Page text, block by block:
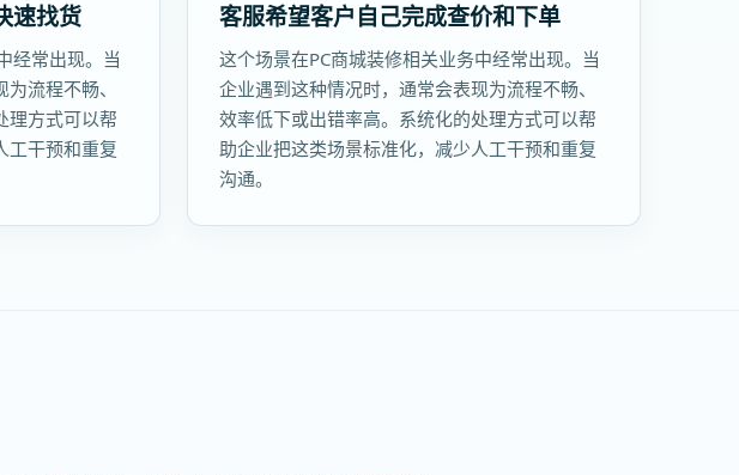
速找货
经常出现。当
流程不畅、
理方式可以帮
工干预和重复
客服希望客户自己完成查价和下单
这个场景在PC商城装修相关业务中经常出现。当
企业遇到这种情况时，通常会表现为流程不畅、
效率低下或出错率高。系统化的处理方式可以帮
助企业把这类场景标准化，减少人工干预和重复
沟通。